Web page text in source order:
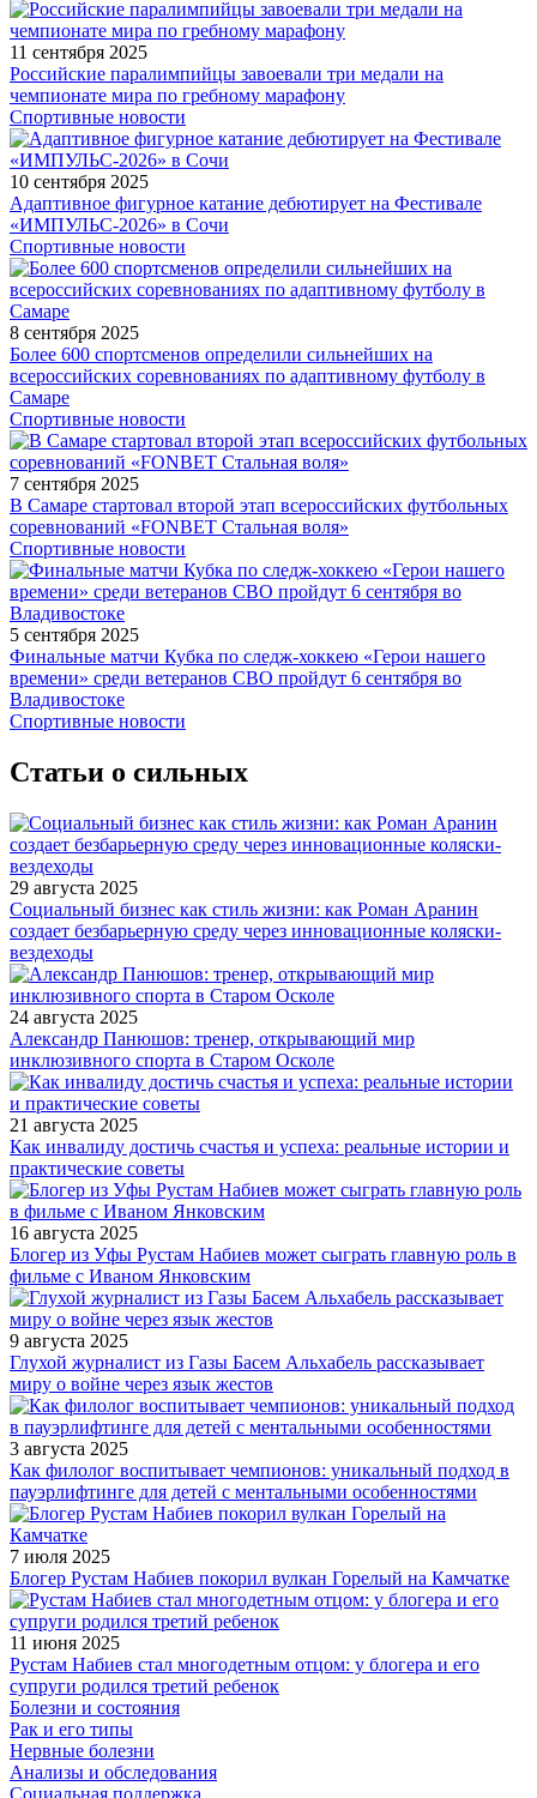
11 сентября 2025
Российские паралимпийцы завоевали три медали на
чемпионате мира по гребному марафону
Спортивные новости
10 сентября 2025
Адаптивное фигурное катание дебютирует на Фестивале
«ИМПУЛЬС-2026» в Сочи
Спортивные новости
8 сентября 2025
Более 600 спортсменов определили сильнейших на
всероссийских соревнованиях по адаптивному футболу в
Самаре
Спортивные новости
7 сентября 2025
В Самаре стартовал второй этап всероссийских футбольных
соревнований «FONBET Стальная воля»
Спортивные новости
5 сентября 2025
Финальные матчи Кубка по следж-хоккею «Герои нашего
времени» среди ветеранов СВО пройдут 6 сентября во
Владивостоке
Спортивные новости
Статьи о сильных
29 августа 2025
Социальный бизнес как стиль жизни: как Роман Аранин
создает безбарьерную среду через инновационные коляски-
вездеходы
24 августа 2025
Александр Панюшов: тренер, открывающий мир
инклюзивного спорта в Старом Осколе
21 августа 2025
Как инвалиду достичь счастья и успеха: реальные истории и
практические советы
16 августа 2025
Блогер из Уфы Рустам Набиев может сыграть главную роль в
фильме с Иваном Янковским
9 августа 2025
Глухой журналист из Газы Басем Альхабель рассказывает
миру о войне через язык жестов
3 августа 2025
Как филолог воспитывает чемпионов: уникальный подход в
пауэрлифтинге для детей с ментальными особенностями
7 июля 2025
Блогер Рустам Набиев покорил вулкан Горелый на Камчатке
11 июня 2025
Рустам Набиев стал многодетным отцом: у блогера и его
супруги родился третий ребенок
Болезни и состояния
Рак и его типы
Нервные болезни
Анализы и обследования